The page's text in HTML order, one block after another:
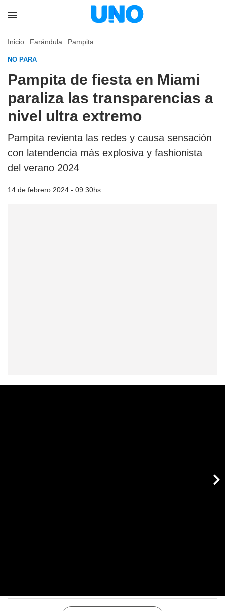
Inicio Farándula Pampita
NO PARA
Pampita de fiesta en Miami
paraliza las transparencias a
nivel ultra extremo
Pampita revienta las redes y causa sensación
con latendencia más explosiva y fashionista
del verano 2024
14 de febrero 2024 - 09:30hs